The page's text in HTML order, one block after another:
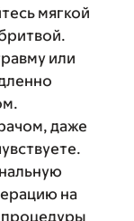
мягкой
или
даже
на